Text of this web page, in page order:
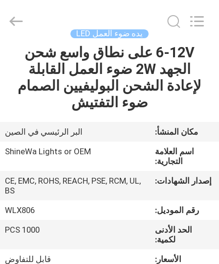
المنزل
المنتجات
حولنا
جولة
المصنع
الجودة
يده ضوء العمل LED
6-12V على نطاق واسع شحن
الجهد 2W ضوء العمل القابلة
لإعادة الشحن البوليفيين الصمام
ضوء التفتيش
مكان المنشأ:
البر الرئيسي في الصين
اسم العلامة
التجارية:
ShineWa Lights or OEM
إصدار الشهادات:
CE, EMC, ROHS, REACH, PSE, RCM, UL,
BS
رقم الموديل:
WLX806
الحد الأدنى
لكمية:
1000 PCS
الأسعار:
قابل للتفاوض